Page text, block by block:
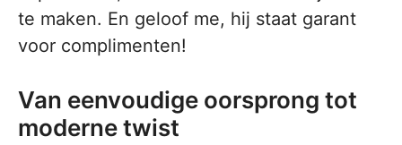
te maken. En geloof me, hij staat garant
voor complimenten!
Van eenvoudige oorsprong tot
moderne twist